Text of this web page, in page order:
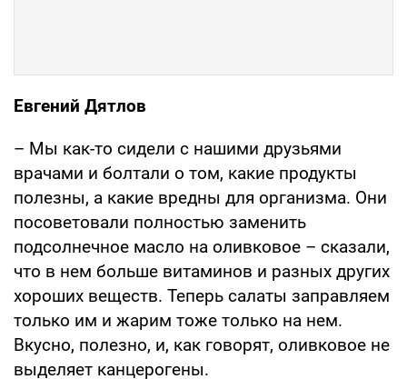
Евгений Дятлов
– Мы как-то сидели с нашими друзьями
врачами и болтали о том, какие продукты
полезны, а какие вредны для организма. Они
посоветовали полностью заменить
подсолнечное масло на оливковое – сказали,
что в нем больше витаминов и разных других
хороших веществ. Теперь салаты заправляем
только им и жарим тоже только на нем.
Вкусно, полезно, и, как говорят, оливковое не
выделяет канцерогены.